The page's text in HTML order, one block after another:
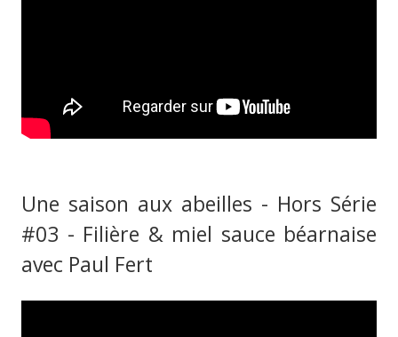
Une saison aux abeilles - Hors Série
#03 - Filière & miel sauce béarnaise
avec Paul Fert